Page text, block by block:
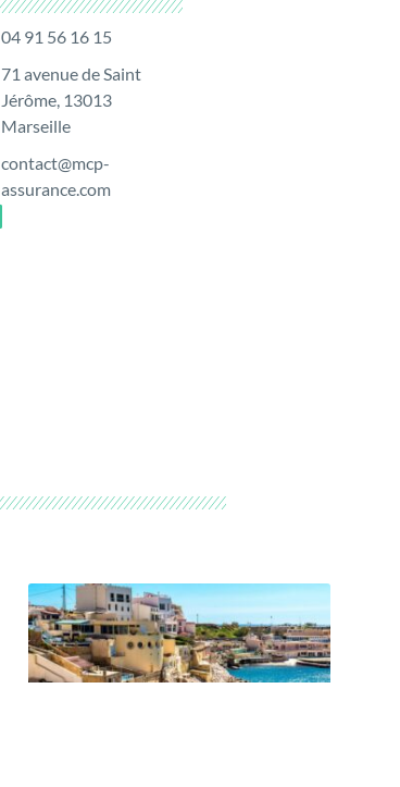
04 91 56 16 15
71 avenue de Saint
Jérôme, 13013
Marseille
contact@mcp-
assurance.com